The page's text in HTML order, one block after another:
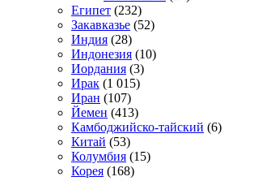
Египет (232)
Закавказье (52)
Индия (28)
Индонезия (10)
Иордания (3)
Ирак (1 015)
Иран (107)
Йемен (413)
Камбоджийско-тайский (6)
Китай (53)
Колумбия (15)
Корея (168)